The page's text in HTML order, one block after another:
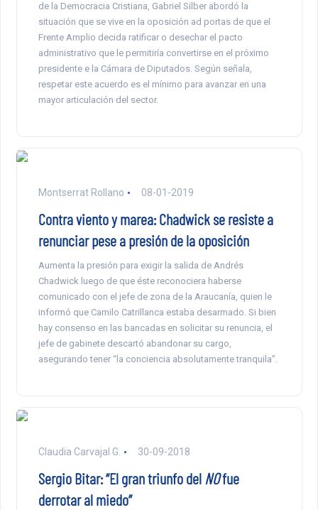
de la Democracia Cristiana, Gabriel Silber abordó la
situación que se vive en la oposición ad portas de que el
Frente Amplio decida ratificar o desechar el pacto
administrativo que le permitiría convertirse en el próximo
presidente e la Cámara de Diputados. Según señala,
respetar este acuerdo es el mínimo para avanzar en una
mayor articulación del sector.
Montserrat Rollano 08-01-2019
Contra viento y marea: Chadwick se resiste a
renunciar pese a presión de la oposición
Aumenta la presión para exigir la salida de Andrés
Chadwick luego de que éste reconociera haberse
comunicado con el jefe de zona de la Araucanía, quien le
informó que Camilo Catrillanca estaba desarmado. Si bien
hay consenso en las bancadas en solicitar su renuncia, el
jefe de gabinete descartó abandonar su cargo,
asegurando tener “la conciencia absolutamente tranquila”.
Claudia Carvajal G. 30-09-2018
Sergio Bitar: “El gran triunfo del NOfue
derrotar al miedo”